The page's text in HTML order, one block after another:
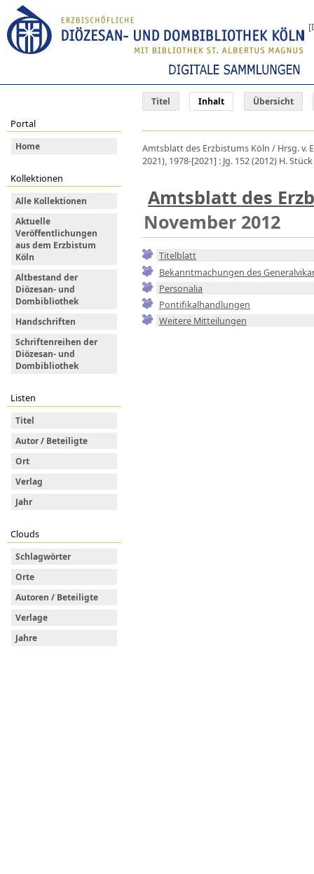
Titel Inhalt Übersicht
Portal
Home
Kollektionen
Alle Kollektionen
Aktuelle
Veröffentlichungen
aus dem Erzbistum
Köln
Altbestand der
Diözesan- und
Dombibliothek
Handschriften
Schriftenreihen der
Diözesan- und
Dombibliothek
Listen
Titel
Autor / Beteiligte
Ort
Verlag
Jahr
Clouds
Schlagwörter
Orte
Autoren / Beteiligte
Verlage
Jahre
Amtsblatt des Erzbistums Köln / Hrsg. v.
2021), 1978-[2021] : Jg. 152 (2012) H.
Amtsblatt des
November 2012
Titelblatt
Bekanntmachungen des
Personalia
Pontifikalhandlungen
Weitere Mitteilungen